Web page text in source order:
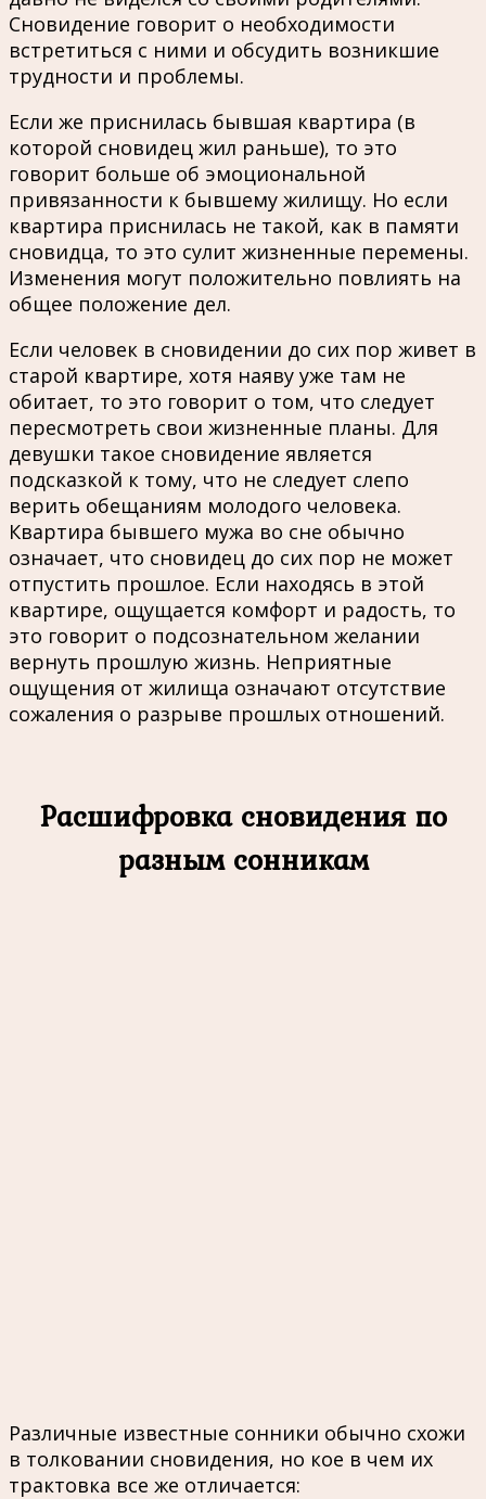
Сновидение говорит о необходимости
встретиться с ними и обсудить возникшие
трудности и проблемы.
Если же приснилась бывшая квартира (в
которой сновидец жил раньше), то это
говорит больше об эмоциональной
привязанности к бывшему жилищу. Но если
квартира приснилась не такой, как в памяти
сновидца, то это сулит жизненные перемены.
Изменения могут положительно повлиять на
общее положение дел.
Если человек в сновидении до сих пор живет в
старой квартире, хотя наяву уже там не
обитает, то это говорит о том, что следует
пересмотреть свои жизненные планы. Для
девушки такое сновидение является
подсказкой к тому, что не следует слепо
верить обещаниям молодого человека.
Квартира бывшего мужа во сне обычно
означает, что сновидец до сих пор не может
отпустить прошлое. Если находясь в этой
квартире, ощущается комфорт и радость, то
это говорит о подсознательном желании
вернуть прошлую жизнь. Неприятные
ощущения от жилища означают отсутствие
сожаления о разрыве прошлых отношений.
Расшифровка сновидения по
разным сонникам
Различные известные сонники обычно схожи
в толковании сновидения, но кое в чем их
трактовка все же отличается: